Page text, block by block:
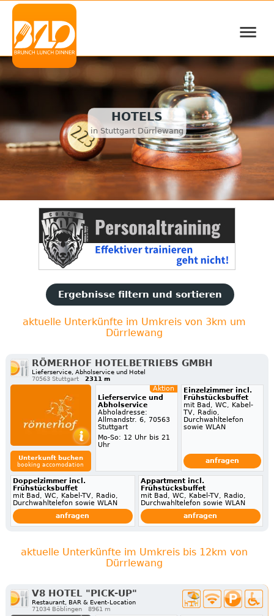
≡
HOTELS
in Stuttgart Dürrlewang
Ergebnisse filtern und sortieren
aktuelle Unterkünfte im Umkreis von 3km um
Dürrlewang
RÖMERHOF HOTELBETRIEBS GMBH
Lieferservice, Abholservice und Hotel
70563 Stuttgart
2311 m
Unterkunft buchen
booking accomodation
Aktion
Lieferservice und
Abholservice
Abholadresse:
Allmandstr. 6, 70563
Stuttgart
Mo-So: 12 Uhr bis 21
Uhr
Einzelzimmer incl.
Frühstücksbuffet
mit Bad, WC, Kabel-
TV, Radio,
Durchwahltelefon
sowie WLAN
anfragen
Doppelzimmer incl.
Frühstücksbuffet
mit Bad, WC, Kabel-TV, Radio,
Durchwahltelefon sowie WLAN
anfragen
Appartment incl.
Frühstücksbuffet
mit Bad, WC, Kabel-TV, Radio,
Durchwahltelefon sowie WLAN
anfragen
aktuelle Unterkünfte im Umkreis bis 12km von
Dürrlewang
V8 HOTEL "PICK-UP"
Restaurant, BAR & Event-Location
71034 Böblingen
8961 m